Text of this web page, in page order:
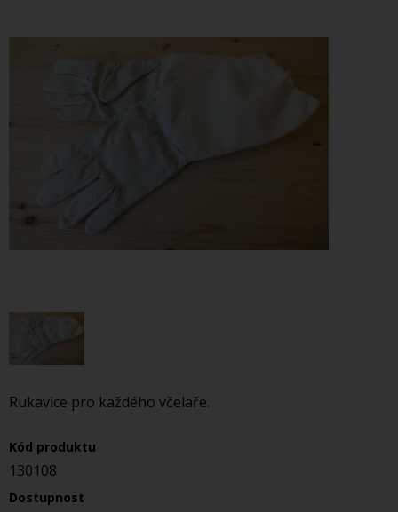
Rukavice pro každého včelaře.
Kód produktu
130108
Dostupnost